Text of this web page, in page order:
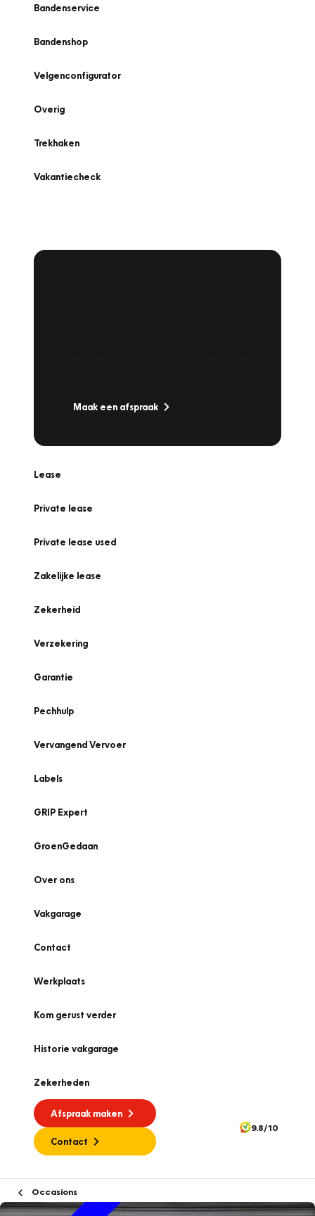
Bandenservice
Bandenshop
Velgenconfigurator
Overig
Trekhaken
Vakantiecheck
Maak een afspraak
Lease
Private lease
Private lease used
Zakelijke lease
Zekerheid
Verzekering
Garantie
Pechhulp
Vervangend Vervoer
Labels
GRIP Expert
GroenGedaan
Over ons
Vakgarage
Contact
Werkplaats
Kom gerust verder
Historie vakgarage
Zekerheden
Afspraak maken
Contact
9.8/10
Occasions